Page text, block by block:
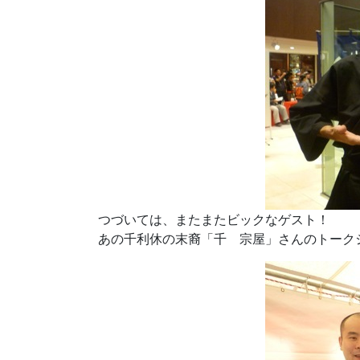
つづいては、またまたビックなゲスト！
あの千利休の末裔「千 宗屋」さんのトーク